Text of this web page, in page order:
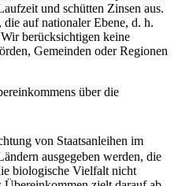
und schütten Zinsen aus.
auf nationaler Ebene, d. h.
berücksichtigen keine
Gemeinden oder Regionen
über die
von Staatsanleihen im
ausgegeben werden, die
biologische Vielfalt nicht